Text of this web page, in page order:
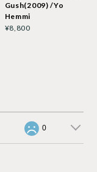
Gush(2009) /Yo
Hemmi
¥8,800
0